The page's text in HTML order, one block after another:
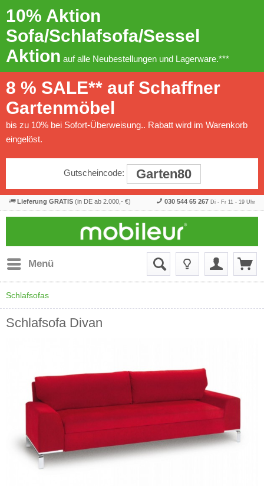
10% Aktion
Sofa/Schlafsofa/Sessel
Aktion auf alle Neubestellungen und Lagerware.***
8 % SALE** auf Schaffner
Gartenmöbel
bis zu 10% bei Sofort-Überweisung.. Rabatt wird im Warenkorb
eingelöst.
Gutscheincode: Garten80
Lieferung GRATIS (in DE ab 2.000,- €) 030 544 65 267 Di - Fr 11 - 19 Uhr
Menü
Schlafsofas
Schlafsofa Divan